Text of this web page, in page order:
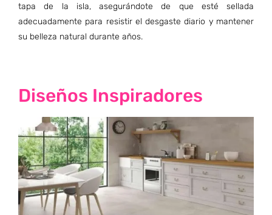
tapa de la isla, asegurándote de que esté sellada
adecuadamente para resistir el desgaste diario y mantener
su belleza natural durante años.
Diseños Inspiradores